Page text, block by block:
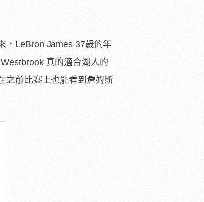
，LeBron James 37歲的年
真的適合湖人的
之前比賽上也能看到詹姆斯